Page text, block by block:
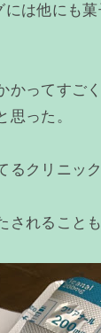
は他にも菓
ってすご
った。
クリニッ
れること